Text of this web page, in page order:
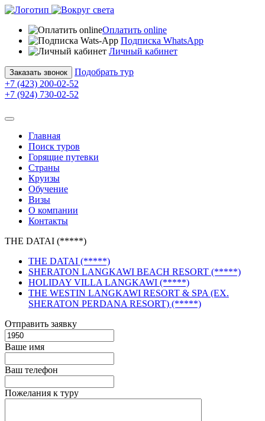
Оплатить online
Подписка WhatsApp
Личный кабинет
Заказать звонок
Подобрать тур
+7 (423) 200-02-52
+7 (924) 730-02-52
Главная
Поиск туров
Горящие путевки
Страны
Круизы
Обучение
Визы
О компании
Контакты
THE DATAI (*****)
THE DATAI (*****)
SHERATON LANGKAWI BEACH RESORT (*****)
HOLIDAY VILLA LANGKAWI (*****)
THE WESTIN LANGKAWI RESORT & SPA (EX.
SHERATON PERDANA RESORT) (*****)
Отправить заявку
Ваше имя
Ваш телефон
Пожелания к туру